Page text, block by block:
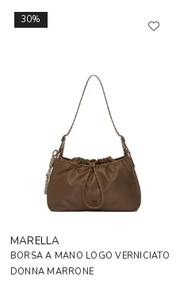
30%
MARELLA
BORSA A MANO LOGO VERNICIATO
DONNA MARRONE